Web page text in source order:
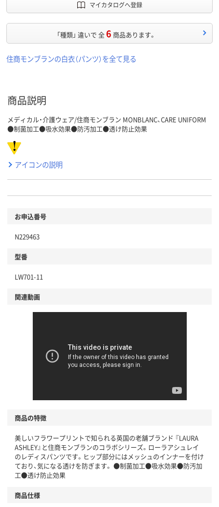
マイカタログへ登録
「種類」 違いで 全6 商品あります。
住商モンブランの白衣（パンツ）を全て見る
商品説明
メディカル・介護ウェア/住商モンブラン MONBLANC、CARE UNIFORM
●制菌加工●吸水効果●防汚加工●透け防止効果
アイコンの説明
お申込番号
N229463
型番
LW701-11
関連動画
商品の特徴
美しいフラワープリントで知られる英国の老舗ブランド 『LAURA
ASHLEY』と住商モンブランのコラボシリーズ。ローラアシュレイ
のレディスパンツです。ヒップ部分にはメッシュのインナーを付け
ており、気になる透けを防ぎます。 ●制菌加工●吸水効果●防汚加
工●透け防止効果
商品仕様